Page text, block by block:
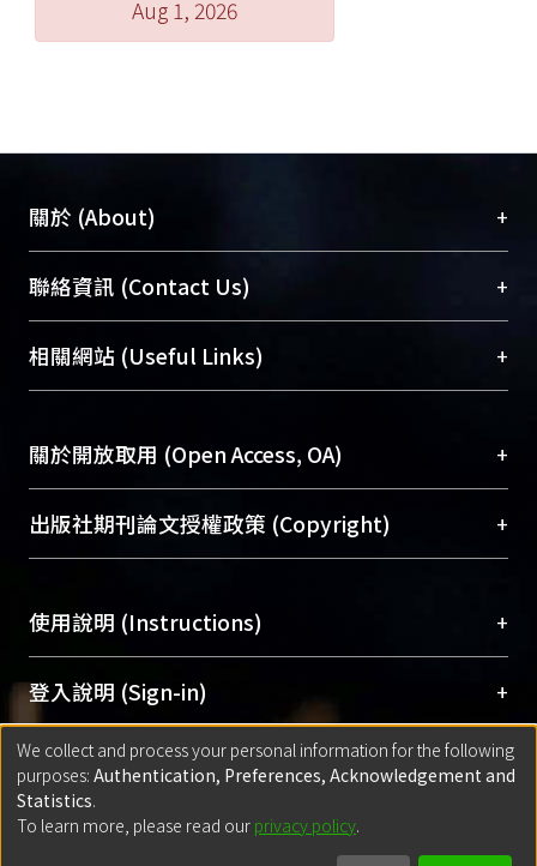
Aug 1, 2026
關於 (About) +
臺大位居世界頂尖大學之列，為永久珍藏及向國際
展現本校豐碩的研究成果及學術能量，圖書館整合
機構典藏（NTUR）與學術庫（AH）不同功能平
台，成為臺大學術典藏NTU scholars。期能整合研
成果。
To permanently archive and promote researcher
profiles and scholarly works, Library integrates the
services of “NTU Repository” with “Academic
聯絡資訊 (Contact Us) +
總館學科館員(Main Library)
醫學圖書館學科館員(Medical Library)
Sciences Library)
相關網站 (Useful Links) +
關於開放取用 (Open Access, OA) +
開放取用是從使用者角度提升資訊取用性的社會運
動，應用在學術研究上是透過將研究著作公開供使
用逐年攀升。同時可加速研究發展、提升研究影響
Archive）平台。 （點選深入了解OA）
出版社期刊論文授權政策 (Copyright) +
含部分內容的版權非匯入者所有，或由第三方贊
助與合作完成，請確認該版權所有者及第三方同
意提供此授權。
Please represent that the submission is your
original work, and that you have the right to
grant the rights to upload.
若欲上傳已出版的全文電子檔，可使用
網站查詢，以確認出版單位之版權
使用說明 (Instructions) +
網站簡介(Quickstart Guide)
使用手冊(Instruction Manual)
線上預約服務(Booking Service)
登入說明 (Sign-in) +
方案一：臺灣大學計算機中心帳號登入
(With C&INC Email Account)
方案二：ORCID帳號登入(With ORCID)
匯入著作 (Submission) +
方案一：定期更新ORCID者，以ID匯入
We collect and process your personal information for the following
purposes: Authentication, Preferences, Acknowledgement and
Statistics.
To learn more, please read our privacy policy.